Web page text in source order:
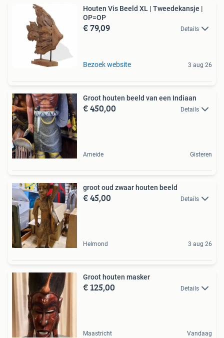
Houten Vis Beeld XL | Tweedekansje |
OP=OP
€ 79,09 Details
Bezoek website 3 aug 26
Groot houten beeld van een Indiaan
€ 450,00 Details
Ameide Gisteren
groot oud zwaar houten beeld
€ 45,00 Details
Helmond 3 aug 26
Groot houten masker
€ 125,00 Details
Maastricht Vandaag